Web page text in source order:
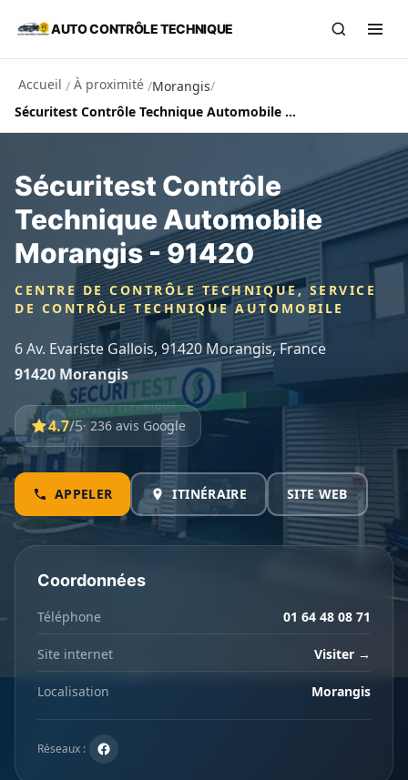
Aller au contenu principal
AUTO CONTRÔLE TECHNIQUE
Accueil / À proximité /Morangis/
Sécuritest Contrôle Technique Automobile Morangis - 91420
Sécuritest Contrôle
Technique Automobile
Morangis - 91420
CENTRE DE CONTRÔLE TECHNIQUE, SERVICE
DE CONTRÔLE TECHNIQUE AUTOMOBILE
6 Av. Evariste Gallois, 91420 Morangis, France
91420 Morangis
4.7/5· 236 avis Google
APPELER ITINÉRAIRE SITE WEB
Coordonnées
Téléphone 01 64 48 08 71
Site internet Visiter →
Localisation Morangis
Réseaux :